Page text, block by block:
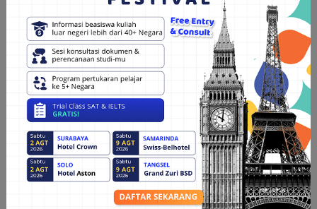
Oleh karena itu, disarankan untuk mengunjungi situs web resmi
IIT Bombay atau menghubungi pihak berwenang di IIT Bombay
untuk mendapatkan informasi yang paling akurat dan terkini
tentang beasiswa yang tersedia untuk mahasiswa Indonesia.
Baca Juga:Ketahui Beasiswa ICCR untuk Melanjutkan
Studi di India
Rekomendasi Bimbingan Persiapan Lolos Universitas Luar